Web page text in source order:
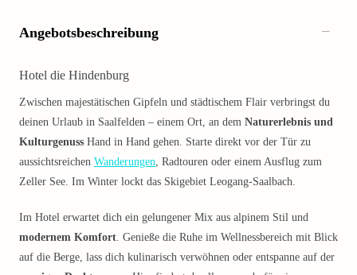
Angebotsbeschreibung
Hotel die Hindenburg
Zwischen majestätischen Gipfeln und städtischem Flair verbringst du
deinen Urlaub in Saalfelden – einem Ort, an dem Naturerlebnis und
Kulturgenuss Hand in Hand gehen. Starte direkt vor der Tür zu
aussichtsreichen Wanderungen, Radtouren oder einem Ausflug zum
Zeller See. Im Winter lockt das Skigebiet Leogang-Saalbach.
Im Hotel erwartet dich ein gelungener Mix aus alpinem Stil und
modernem Komfort. Genieße die Ruhe im Wellnessbereich mit Blick
auf die Berge, lass dich kulinarisch verwöhnen oder entspanne auf der